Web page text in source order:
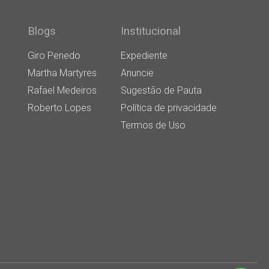
Blogs
Giro Penedo
Martha Martyres
Rafael Medeiros
Roberto Lopes
Institucional
Expediente
Anuncie
Sugestão de Pauta
Política de privacidade
Termos de Uso